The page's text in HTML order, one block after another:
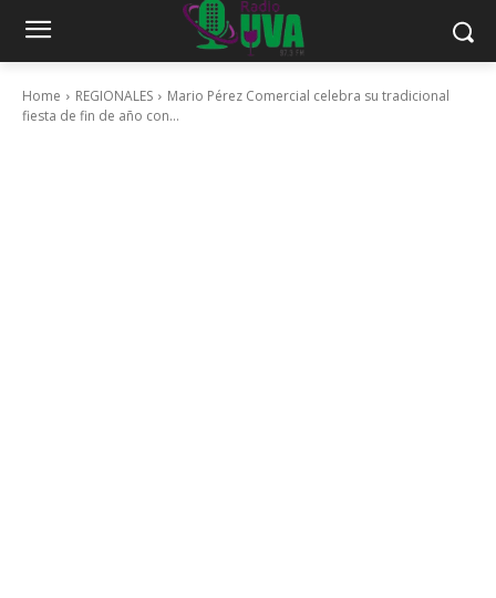
Home REGIONALES
Mario Pérez Comercial celebra su tradicional
fiesta de fin de año con...